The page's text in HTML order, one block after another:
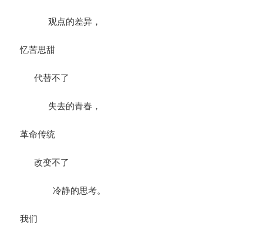
观点的差异，
忆苦思甜
代替不了
失去的青春，
革命传统
改变不了
冷静的思考。
我们